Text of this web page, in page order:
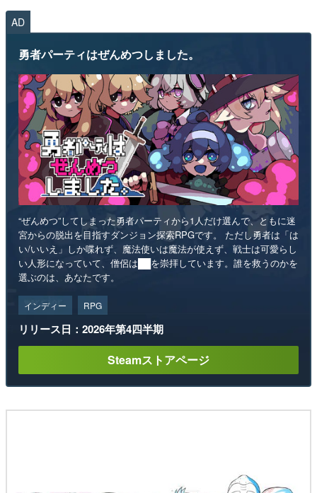
AD
勇者パーティはぜんめつしました。
“ぜんめつ”してしまった勇者パーティから1人だけ選んで、ともに迷
宮からの脱出を目指すダンジョン探索RPGです。 ただし勇者は「は
い/いいえ」しか喋れず、魔法使いは魔法が使えず、戦士は可愛らし
い人形になっていて、僧侶は██を崇拝しています。誰を救うのかを
選ぶのは、あなたです。
インディー RPG
リリース日：2026年第4四半期
Steamストアページ